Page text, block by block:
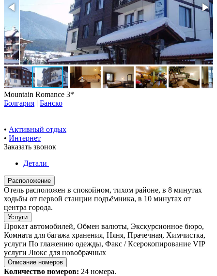
Mountain Romance 3*
Болгария | Банско
• Активный отдых
• Интернет
Заказать звонок
Детали
Расположение
Отель расположен в спокойном, тихом районе, в 8 минутах
ходьбы от первой станции подъёмника, в 10 минутах от
центра города.
Услуги
Прокат автомобилей, Обмен валюты, Экскурсионное бюро,
Комната для багажа хранения, Няня, Прачечная, Химчистка,
услуги По глажению одежды, Факс / Ксерокопирование VIP
услуги Люкс для новобрачных
Описание номеров
Количество номеров: 24 номера.